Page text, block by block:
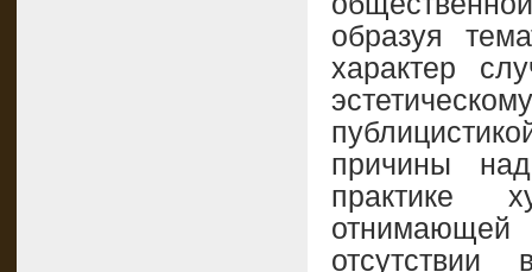
образуя
характер
причины
практике